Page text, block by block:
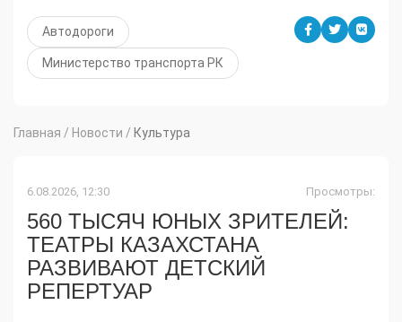
Автодороги
Министерство транспорта РК
Главная / Новости / Культура
6.08.2026, 12:30 Просмотры:
560 ТЫСЯЧ ЮНЫХ ЗРИТЕЛЕЙ:
ТЕАТРЫ КАЗАХСТАНА
РАЗВИВАЮТ ДЕТСКИЙ
РЕПЕРТУАР